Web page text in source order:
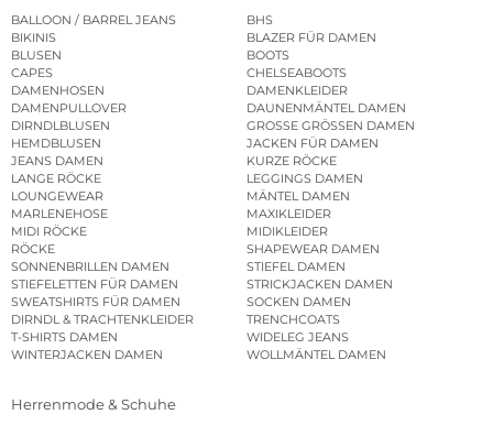
BALLOON / BARREL JEANS
BHS
BIKINIS
BLAZER FÜR DAMEN
BLUSEN
BOOTS
CAPES
CHELSEABOOTS
DAMENHOSEN
DAMENKLEIDER
DAMENPULLOVER
DAUNENMÄNTEL DAMEN
DIRNDLBLUSEN
GROSSE GRÖSSEN DAMEN
HEMDBLUSEN
JACKEN FÜR DAMEN
JEANS DAMEN
KURZE RÖCKE
LANGE RÖCKE
LEGGINGS DAMEN
LOUNGEWEAR
MÄNTEL DAMEN
MARLENEHOSE
MAXIKLEIDER
MIDI RÖCKE
MIDIKLEIDER
RÖCKE
SHAPEWEAR DAMEN
SONNENBRILLEN DAMEN
STIEFEL DAMEN
STIEFELETTEN FÜR DAMEN
STRICKJACKEN DAMEN
SWEATSHIRTS FÜR DAMEN
SOCKEN DAMEN
DIRNDL & TRACHTENKLEIDER
TRENCHCOATS
T-SHIRTS DAMEN
WIDELEG JEANS
WINTERJACKEN DAMEN
WOLLMÄNTEL DAMEN
Herrenmode & Schuhe